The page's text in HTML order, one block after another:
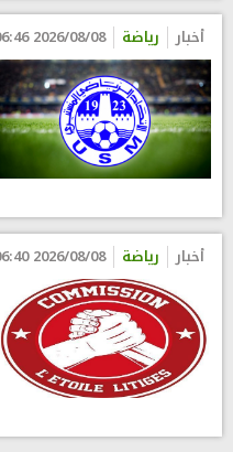
أخبار رياضة 2026/08/08 06:46
أخبار رياضة 2026/08/08 06:40